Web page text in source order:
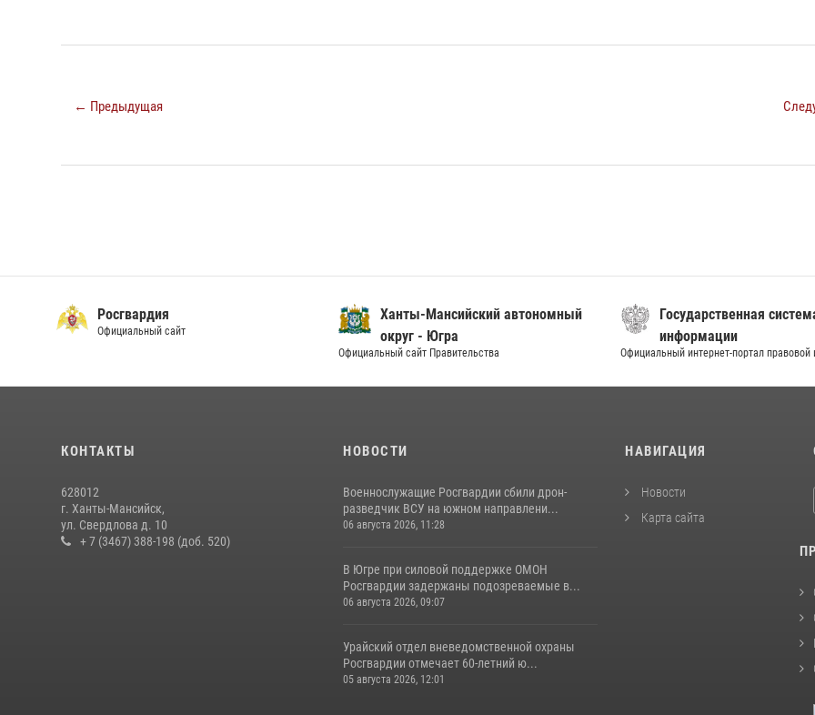
← Предыдущая
Росгвардия
Официальный сайт
Ханты-Мансийский автономный
округ - Югра
Официальный сайт Правительства
Государственная
информации
Официальный интернет-портал
КОНТАКТЫ
628012
г. Ханты-Мансийск,
ул. Свердлова д. 10
+ 7 (3467) 388-198 (доб. 520)
НОВОСТИ
Военнослужащие Росгвардии сбили дрон-
разведчик ВСУ на южном направлени...
06 августа 2026, 11:28
В Югре при силовой поддержке ОМОН
Росгвардии задержаны подозреваемые в...
06 августа 2026, 09:07
Урайский отдел вневедомственной охраны
Росгвардии отмечает 60-летний ю...
05 августа 2026, 12:01
НАВИГАЦИЯ
Новости
Карта сайта